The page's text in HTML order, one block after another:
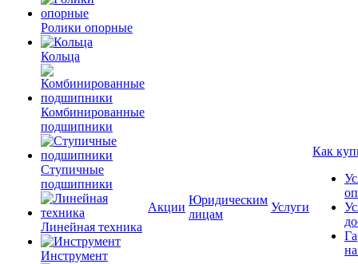
Ролики опорные
Кольца
Комбинированные
подшипники
Ступичные
подшипники
Линейная техника
Инструмент
Акции
Юридическим
лицам
Услуги
Как